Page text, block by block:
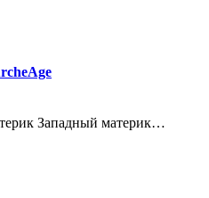
Западный материк…